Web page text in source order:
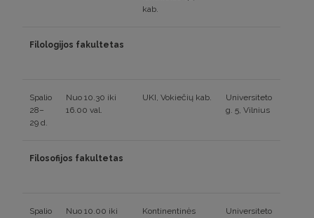
kab.
Filologijos fakultetas
Spalio
28–
29 d.
Nuo 10.30 iki
16.00 val.
UKI, Vokiečių kab.
Universiteto
g. 5, Vilnius
Filosofijos fakultetas
Spalio
Nuo 10.00 iki
Kontinentinės
Universiteto